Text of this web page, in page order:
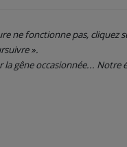
ne fonctionne pas, cliquez
».
la gêne occasionnée...